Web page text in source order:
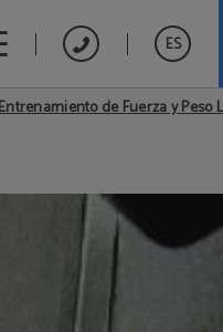
ES
de Fuerza y Peso